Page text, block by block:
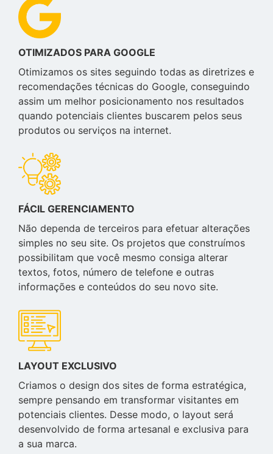
OTIMIZADOS PARA GOOGLE
Otimizamos os sites seguindo todas as diretrizes e
recomendações técnicas do Google, conseguindo
assim um melhor posicionamento nos resultados
quando potenciais clientes buscarem pelos seus
produtos ou serviços na internet.
FÁCIL GERENCIAMENTO
Não dependa de terceiros para efetuar alterações
simples no seu site. Os projetos que construímos
possibilitam que você mesmo consiga alterar
textos, fotos, número de telefone e outras
informações e conteúdos do seu novo site.
LAYOUT EXCLUSIVO
Criamos o design dos sites de forma estratégica,
sempre pensando em transformar visitantes em
potenciais clientes. Desse modo, o layout será
desenvolvido de forma artesanal e exclusiva para
a sua marca.